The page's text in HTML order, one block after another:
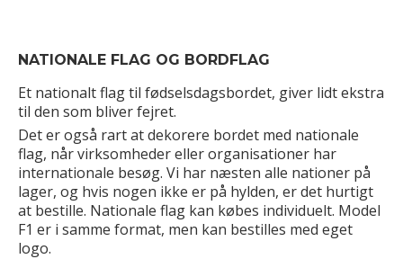
NATIONALE FLAG OG BORDFLAG
Et nationalt flag til fødselsdagsbordet, giver lidt ekstra
til den som bliver fejret.
Det er også rart at dekorere bordet med nationale
flag, når virksomheder eller organisationer har
internationale besøg. Vi har næsten alle nationer på
lager, og hvis nogen ikke er på hylden, er det hurtigt
at bestille. Nationale flag kan købes individuelt. Model
F1 er i samme format, men kan bestilles med eget
logo.